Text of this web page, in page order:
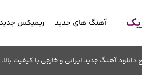
آهنگ های جدید ریمیکس جدید
آهنگ جدید ایرانی و خارجی با کیفیت